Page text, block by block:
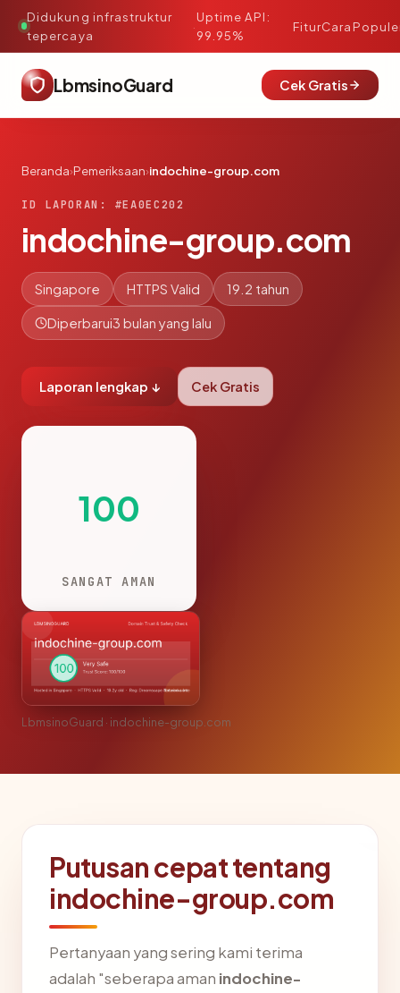
Didukung infrastruktur
tepercaya
·
Uptime API:
99.95%
FiturCara
LbmsinoGuard Cek Gratis
Beranda›Pemeriksaan›indochine-group.com
ID LAPORAN: #EA0EC202
indochine-group.com
Singapore HTTPS Valid 19.2 tahun
Diperbarui3 bulan yang lalu
Laporan lengkap ↓ Cek Gratis
100
SANGAT AMAN
LbmsinoGuard · indochine-group.com
Putusan cepat tentang
indochine-group.com
Pertanyaan yang sering kami terima
adalah "seberapa aman indochine-